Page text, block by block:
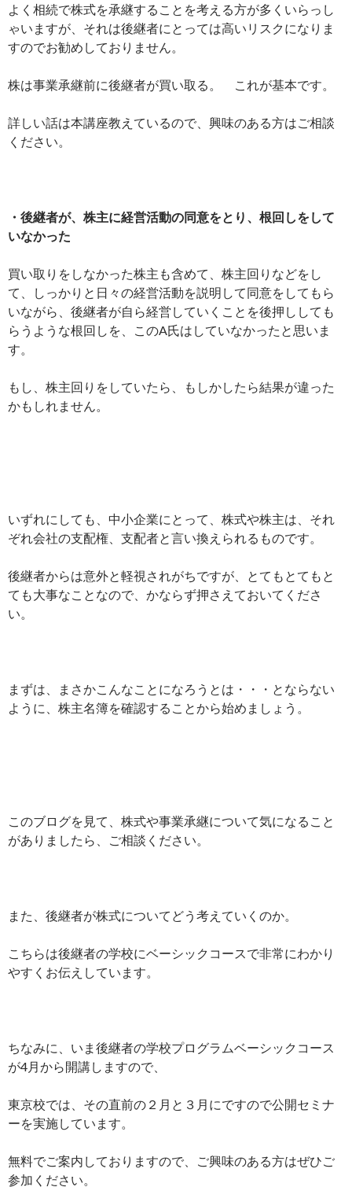
よく相続で株式を承継することを考える方が多くいらっし
ゃいますが、それは後継者にとっては高いリスクになりま
すのでお勧めしておりません。
株は事業承継前に後継者が買い取る。 これが基本です。
詳しい話は本講座教えているので、興味のある方はご相談
ください。
・後継者が、株主に経営活動の同意をとり、根回しをして
いなかった
買い取りをしなかった株主も含めて、株主回りなどをし
て、しっかりと日々の経営活動を説明して同意をしてもら
いながら、後継者が自ら経営していくことを後押ししても
らうような根回しを、このA氏はしていなかったと思いま
す。
もし、株主回りをしていたら、もしかしたら結果が違った
かもしれません。
いずれにしても、中小企業にとって、株式や株主は、それ
ぞれ会社の支配権、支配者と言い換えられるものです。
後継者からは意外と軽視されがちですが、とてもとてもと
ても大事なことなので、かならず押さえておいてくださ
い。
まずは、まさかこんなことになろうとは・・・とならない
ように、株主名簿を確認することから始めましょう。
このブログを見て、株式や事業承継について気になること
がありましたら、ご相談ください。
また、後継者が株式についてどう考えていくのか。
こちらは後継者の学校にベーシックコースで非常にわかり
やすくお伝えしています。
ちなみに、いま後継者の学校プログラムベーシックコース
が4月から開講しますので、
東京校では、その直前の２月と３月にですので公開セミナ
ーを実施しています。
無料でご案内しておりますので、ご興味のある方はぜひご
参加ください。